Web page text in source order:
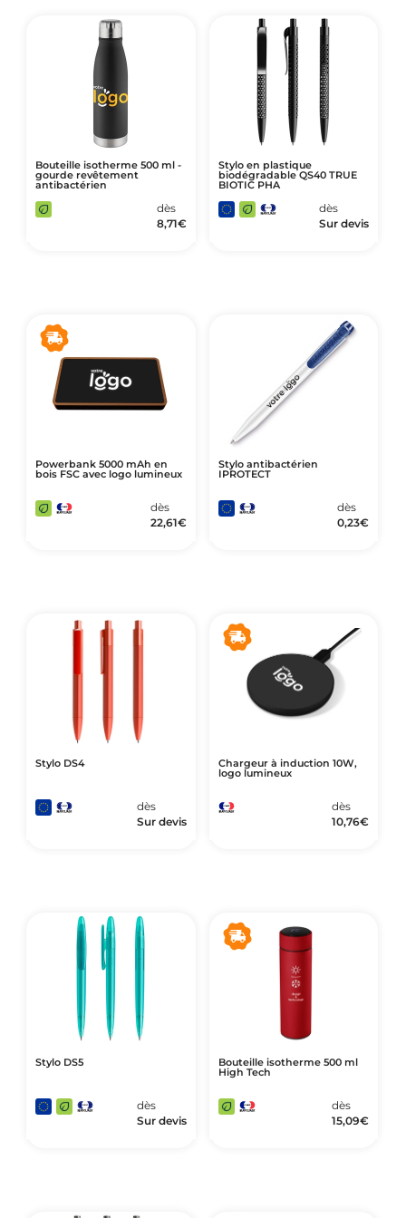
Plantes et Graines
Bien être & Sécurité
Sports, loisirs & jouets
Accessoires Auto & Vélo
PLV & Mobiliers Pub
Packaging sur-mesure
Temps Forts de l'Année
Bouteille isotherme 500 ml -
gourde revêtement
antibactérien
dès
8,71€
Stylo en plastique
biodégradable QS40 TRUE
BIOTIC PHA
dès
Sur devis
Powerbank 5000 mAh en
bois FSC avec logo lumineux
dès
22,61€
Stylo antibactérien
IPROTECT
dès
0,23€
Stylo DS4
dès
Sur devis
Chargeur à induction 10W,
logo lumineux
dès
10,76€
Stylo DS5
dès
Sur devis
Bouteille isotherme 500 ml
High Tech
dès
15,09€